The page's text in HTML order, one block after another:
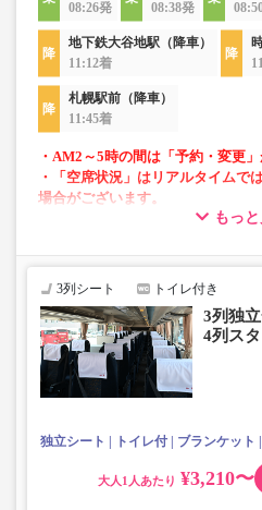
08:26発
08:38発
地下鉄大谷地駅（降車）
11:12着
札幌駅前（降車）
11:45着
・AM2～5時の間は「予約・変更」
・「空席状況」はリアルタイムで
場合がございます。
・1部車両は後方座席は4列シート
・車内トイレ完備で長旅でも安心
・車内は常時換気し、清掃・除
もっ
3列シート トイレ付き
3列独
4列ス
独立シート トイレ付 ブランケット
大人 ¥3,210〜